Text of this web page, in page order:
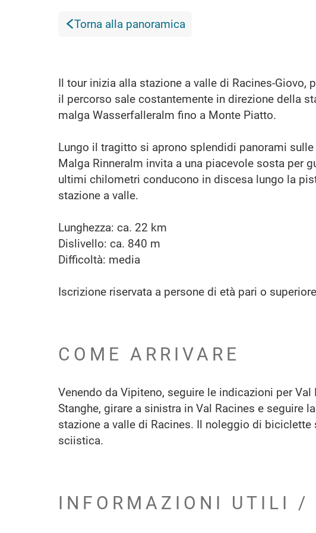
Torna alla panoramica
Il tour inizia alla stazione a valle di Racines-
il percorso sale costantemente in direzione della
malga Wasserfalleralm fino a Monte Piatto.
Lungo il tragitto si aprono splendidi panorami
Malga Rinneralm invita a una piacevole sosta per
ultimi chilometri conducono in discesa lungo la
stazione a valle.
Lunghezza: ca. 22 km
Dislivello: ca. 840 m
Difficoltà: media
Iscrizione riservata a persone di età pari o
COME ARRIVARE
Venendo da Vipiteno, seguire le indicazioni per
Stanghe, girare a sinistra in Val Racines e seguire
stazione a valle di Racines. Il noleggio di
sciistica.
INFORMAZIONI UTILI /